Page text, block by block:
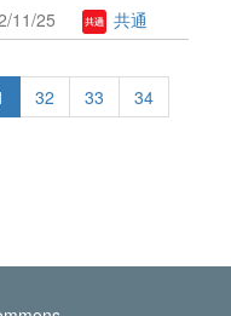
11/25 共通
32 33
34